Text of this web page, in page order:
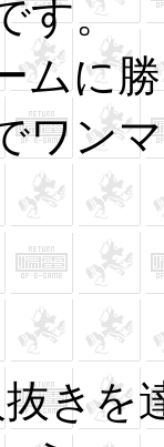
す。
ムに
ワン
き